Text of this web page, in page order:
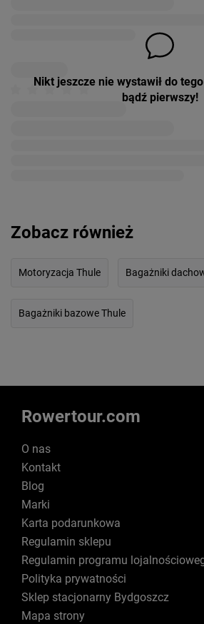
Nikt jeszcze nie wystawił do
bądź pierwszy!
Zobacz również
Motoryzacja Thule Bagażniki
Bagażniki bazowe Thule
Rowertour.com
O nas
Kontakt
Blog
Marki
Karta podarunkowa
Regulamin sklepu
Regulamin programu
Polityka prywatności
Sklep stacjonarny Bydgoszcz
Mapa strony